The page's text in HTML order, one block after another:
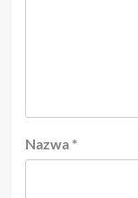
Nazwa *